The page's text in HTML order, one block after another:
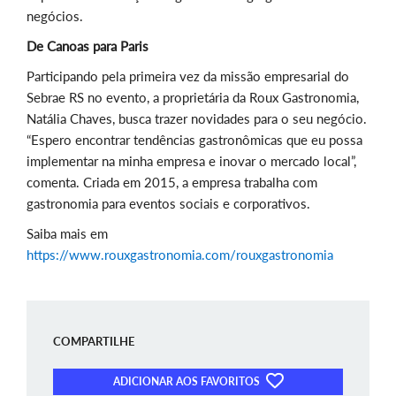
negócios.
De Canoas para Paris
Participando pela primeira vez da missão empresarial do
Sebrae RS no evento, a proprietária da Roux Gastronomia,
Natália Chaves, busca trazer novidades para o seu negócio.
“Espero encontrar tendências gastronômicas que eu possa
implementar na minha empresa e inovar o mercado local”,
comenta. Criada em 2015, a empresa trabalha com
gastronomia para eventos sociais e corporativos.
Saiba mais em
https://www.rouxgastronomia.com/rouxgastronomia
COMPARTILHE
ADICIONAR AOS FAVORITOS